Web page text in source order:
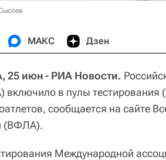
МАКС Дзен
25 июн - РИА Новости.
включило в пулы тестирования
сообщается на сайте
(ВФЛА).
Международной